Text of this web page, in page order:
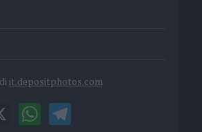
it.depositphotos.com